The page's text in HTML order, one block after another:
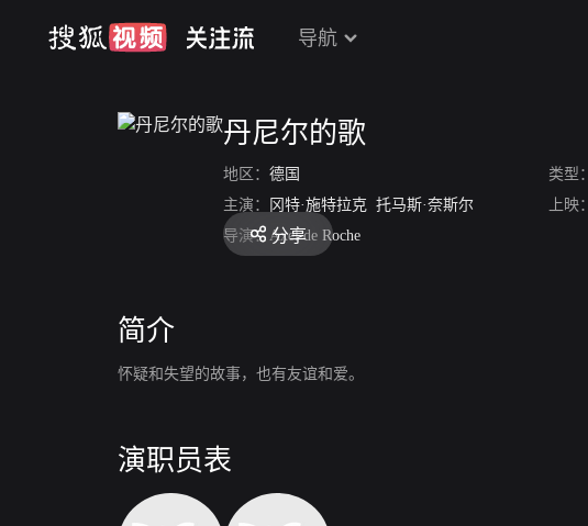
导航
丹尼尔的歌
地区： 德国 类型：
主演：
冈特·施特拉克 托马斯·奈斯尔 上映：
导演： Axel de Roche
分享
简介
怀疑和失望的故事，也有友谊和爱。
演职员表